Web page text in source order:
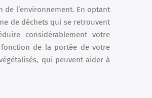
l’environnement. En optant
de déchets qui se retrouvent
considérablement votre
fonction de la portée de votre
qui peuvent aider à